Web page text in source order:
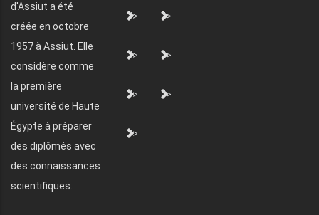
d'Assiut a été
créée en octobre
1957 à Assiut. Elle
considère comme
la première
université de Haute
Égypte à préparer
des diplômés avec
des connaissances
scientifiques.
"> ">
"> ">
"> ">
">